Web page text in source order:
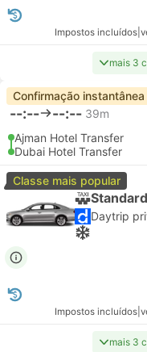
Impostos incluídos
mais 3
Confirmação instantânea
--:-- --:-- 39m
Ajman Hotel Transfer
Dubai Hotel Transfer
Classe mais popular
Impostos incluídos
mais 3